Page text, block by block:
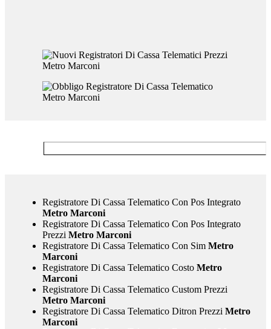
Registratore Di Cassa Telematico Con Pos Integrato
Metro Marconi
Registratore Di Cassa Telematico Con Pos Integrato
PrezziMetro Marconi
Registratore Di Cassa Telematico Con SimMetro
Marconi
Registratore Di Cassa Telematico CostoMetro
Marconi
Registratore Di Cassa Telematico Custom Prezzi
Metro Marconi
Registratore Di Cassa Telematico Ditron PrezziMetro
Marconi